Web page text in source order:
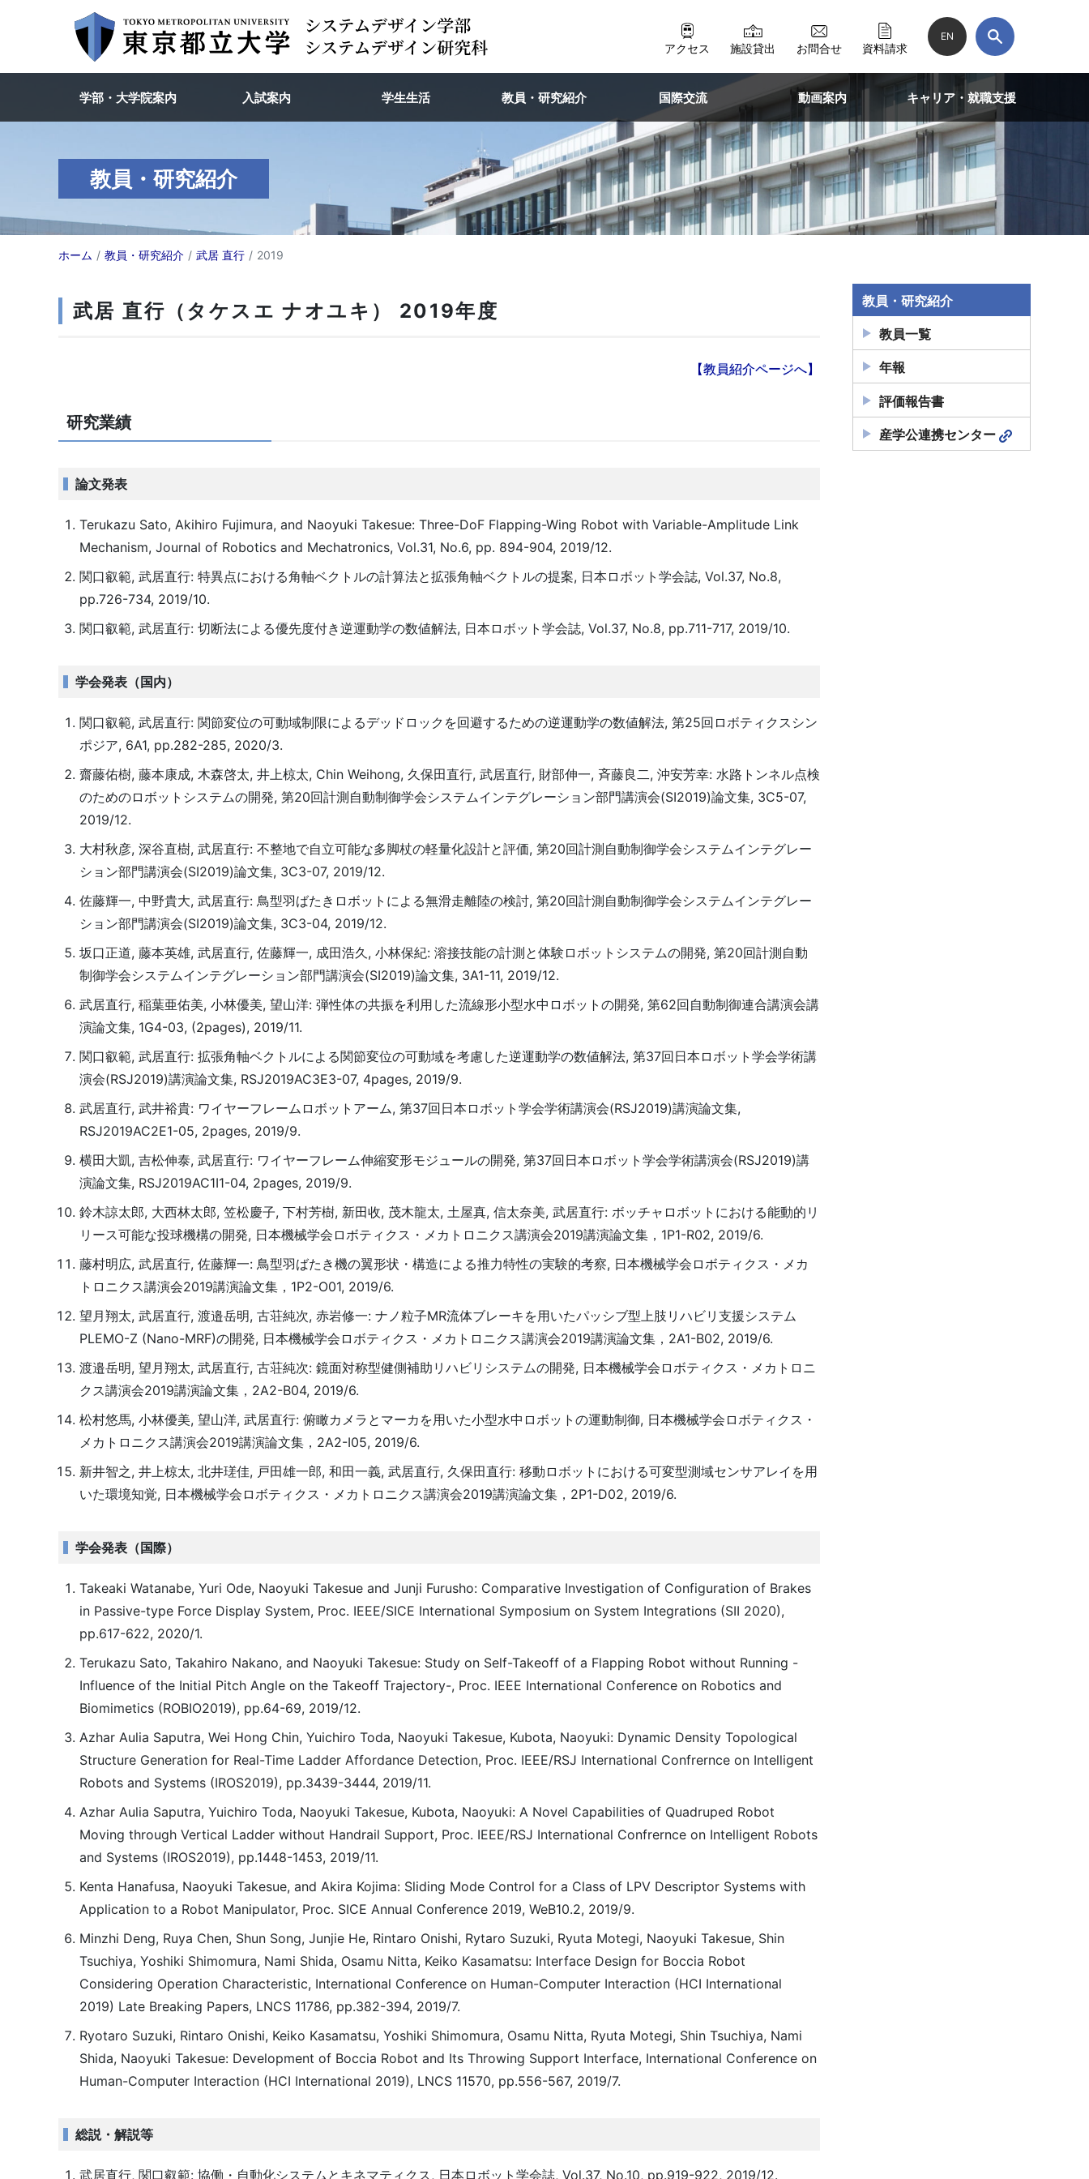
アクセス 施設貸出 お問合せ 資料請求
EN
学部・大学院案内 入試案内 学生生活 教員・研究紹介 国際交流 動画案内 キャリア・就職支援
教員・研究紹介
ホーム 教員・研究紹介 武居 直行 2019
武居 直行（タケスエ ナオユキ） 2019年度
【教員紹介ページへ】
研究業績
論文発表
Terukazu Sato, Akihiro Fujimura, and Naoyuki Takesue: Three-DoF Flapping-Wing Robot with Variable-Amplitude Link
Mechanism, Journal of Robotics and Mechatronics, Vol.31, No.6, pp. 894-904, 2019/12.
関口叡範, 武居直行: 特異点における角軸ベクトルの計算法と拡張角軸ベクトルの提案, 日本ロボット学会誌, Vol.37, No.8,
pp.726-734, 2019/10.
関口叡範, 武居直行: 切断法による優先度付き逆運動学の数値解法, 日本ロボット学会誌, Vol.37, No.8, pp.711-717, 2019/10.
学会発表（国内）
関口叡範, 武居直行: 関節変位の可動域制限によるデッドロックを回避するための逆運動学の数値解法, 第25回ロボティクスシン
ポジア, 6A1, pp.282-285, 2020/3.
齋藤佑樹, 藤本康成, 木森啓太, 井上椋太, Chin Weihong, 久保田直行, 武居直行, 財部伸一, 斉藤良二, 沖安芳幸: 水路トンネル点検
のためのロボットシステムの開発, 第20回計測自動制御学会システムインテグレーション部門講演会(SI2019)論文集, 3C5-07,
2019/12.
大村秋彦, 深谷直樹, 武居直行: 不整地で自立可能な多脚杖の軽量化設計と評価, 第20回計測自動制御学会システムインテグレー
ション部門講演会(SI2019)論文集, 3C3-07, 2019/12.
佐藤輝一, 中野貴大, 武居直行: 鳥型羽ばたきロボットによる無滑走離陸の検討, 第20回計測自動制御学会システムインテグレー
ション部門講演会(SI2019)論文集, 3C3-04, 2019/12.
坂口正道, 藤本英雄, 武居直行, 佐藤輝一, 成田浩久, 小林保紀: 溶接技能の計測と体験ロボットシステムの開発, 第20回計測自動
制御学会システムインテグレーション部門講演会(SI2019)論文集, 3A1-11, 2019/12.
武居直行, 稲葉亜佑美, 小林優美, 望山洋: 弾性体の共振を利用した流線形小型水中ロボットの開発, 第62回自動制御連合講演会講
演論文集, 1G4-03, (2pages), 2019/11.
関口叡範, 武居直行: 拡張角軸ベクトルによる関節変位の可動域を考慮した逆運動学の数値解法, 第37回日本ロボット学会学術講
演会(RSJ2019)講演論文集, RSJ2019AC3E3-07, 4pages, 2019/9.
武居直行, 武井裕貴: ワイヤーフレームロボットアーム, 第37回日本ロボット学会学術講演会(RSJ2019)講演論文集,
RSJ2019AC2E1-05, 2pages, 2019/9.
横田大凱, 吉松伸泰, 武居直行: ワイヤーフレーム伸縮変形モジュールの開発, 第37回日本ロボット学会学術講演会(RSJ2019)講
演論文集, RSJ2019AC1I1-04, 2pages, 2019/9.
鈴木諒太郎, 大西林太郎, 笠松慶子, 下村芳樹, 新田收, 茂木龍太, 土屋真, 信太奈美, 武居直行: ボッチャロボットにおける能動的リ
リース可能な投球機構の開発, 日本機械学会ロボティクス・メカトロニクス講演会2019講演論文集，1P1-R02, 2019/6.
藤村明広, 武居直行, 佐藤輝一: 鳥型羽ばたき機の翼形状・構造による推力特性の実験的考察, 日本機械学会ロボティクス・メカ
トロニクス講演会2019講演論文集，1P2-O01, 2019/6.
望月翔太, 武居直行, 渡邉岳明, 古荘純次, 赤岩修一: ナノ粒子MR流体ブレーキを用いたパッシブ型上肢リハビリ支援システム
PLEMO-Z (Nano-MRF)の開発, 日本機械学会ロボティクス・メカトロニクス講演会2019講演論文集，2A1-B02, 2019/6.
渡邉岳明, 望月翔太, 武居直行, 古荘純次: 鏡面対称型健側補助リハビリシステムの開発, 日本機械学会ロボティクス・メカトロニ
クス講演会2019講演論文集，2A2-B04, 2019/6.
松村悠馬, 小林優美, 望山洋, 武居直行: 俯瞰カメラとマーカを用いた小型水中ロボットの運動制御, 日本機械学会ロボティクス・
メカトロニクス講演会2019講演論文集，2A2-I05, 2019/6.
新井智之, 井上椋太, 北井瑳佳, 戸田雄一郎, 和田一義, 武居直行, 久保田直行: 移動ロボットにおける可変型測域センサアレイを用
いた環境知覚, 日本機械学会ロボティクス・メカトロニクス講演会2019講演論文集，2P1-D02, 2019/6.
学会発表（国際）
Takeaki Watanabe, Yuri Ode, Naoyuki Takesue and Junji Furusho: Comparative Investigation of Configuration of Brakes
in Passive-type Force Display System, Proc. IEEE/SICE International Symposium on System Integrations (SII 2020),
pp.617-622, 2020/1.
Terukazu Sato, Takahiro Nakano, and Naoyuki Takesue: Study on Self-Takeoff of a Flapping Robot without Running -
Influence of the Initial Pitch Angle on the Takeoff Trajectory-, Proc. IEEE International Conference on Robotics and
Biomimetics (ROBIO2019), pp.64-69, 2019/12.
Azhar Aulia Saputra, Wei Hong Chin, Yuichiro Toda, Naoyuki Takesue, Kubota, Naoyuki: Dynamic Density Topological
Structure Generation for Real-Time Ladder Affordance Detection, Proc. IEEE/RSJ International Confrernce on Intelligent
Robots and Systems (IROS2019), pp.3439-3444, 2019/11.
Azhar Aulia Saputra, Yuichiro Toda, Naoyuki Takesue, Kubota, Naoyuki: A Novel Capabilities of Quadruped Robot
Moving through Vertical Ladder without Handrail Support, Proc. IEEE/RSJ International Confrernce on Intelligent Robots
and Systems (IROS2019), pp.1448-1453, 2019/11.
Kenta Hanafusa, Naoyuki Takesue, and Akira Kojima: Sliding Mode Control for a Class of LPV Descriptor Systems with
Application to a Robot Manipulator, Proc. SICE Annual Conference 2019, WeB10.2, 2019/9.
Minzhi Deng, Ruya Chen, Shun Song, Junjie He, Rintaro Onishi, Rytaro Suzuki, Ryuta Motegi, Naoyuki Takesue, Shin
Tsuchiya, Yoshiki Shimomura, Nami Shida, Osamu Nitta, Keiko Kasamatsu: Interface Design for Boccia Robot
Considering Operation Characteristic, International Conference on Human-Computer Interaction (HCI International
2019) Late Breaking Papers, LNCS 11786, pp.382-394, 2019/7.
Ryotaro Suzuki, Rintaro Onishi, Keiko Kasamatsu, Yoshiki Shimomura, Osamu Nitta, Ryuta Motegi, Shin Tsuchiya, Nami
Shida, Naoyuki Takesue: Development of Boccia Robot and Its Throwing Support Interface, International Conference on
Human-Computer Interaction (HCI International 2019), LNCS 11570, pp.556-567, 2019/7.
総説・解説等
武居直行, 関口叡範: 協働・自動化システムとキネマティクス, 日本ロボット学会誌, Vol.37, No.10, pp.919-922, 2019/12.
教員・研究紹介
教員一覧
年報
評価報告書
産学公連携センター